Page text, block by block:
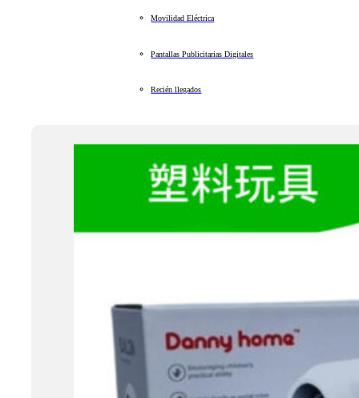
Movilidad Eléctrica
Pantallas Publicitarias Digitales
Recién llegados